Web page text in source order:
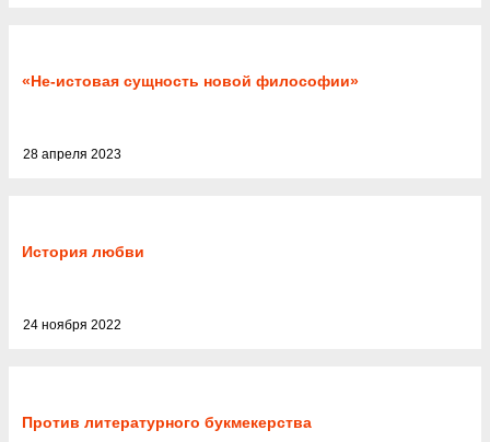
«Не-истовая сущность новой философии»
28 апреля 2023
История любви
24 ноября 2022
Против литературного букмекерства